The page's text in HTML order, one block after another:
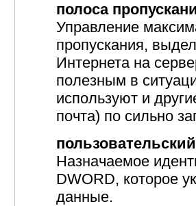
полоса
Управление
пропускания,
Интернета на
полезным в
используют и
почта) по сильно
Назначаемое
DWORD, которое
данные.